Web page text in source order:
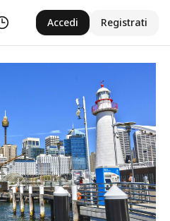
Cronologia Accedi Registrati